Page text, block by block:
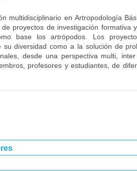
multidisciplinario en Artropodología
proyectos de investigación formativa
base los artrópodos. Los
su diversidad como a la solución de
desde una perspectiva multi,
profesores y estudiantes, de